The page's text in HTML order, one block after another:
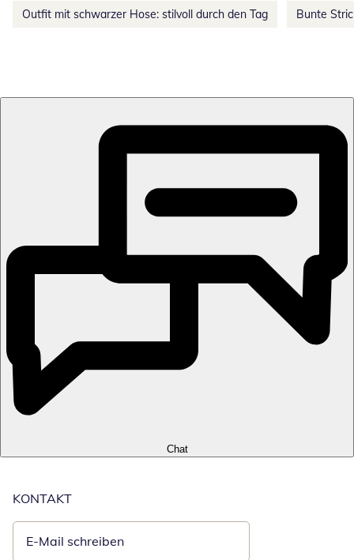
Outfit mit schwarzer Hose: stilvoll durch den Tag Bunte
Chat
KONTAKT
E-Mail schreiben
Öffnet E-Mail-Client